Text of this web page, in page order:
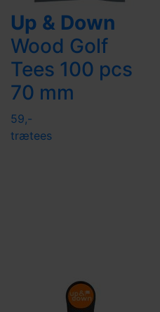
Up & Down
Wood Golf
Tees 100 pcs
70 mm
59,-
trætees